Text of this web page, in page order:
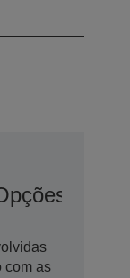
De
com as